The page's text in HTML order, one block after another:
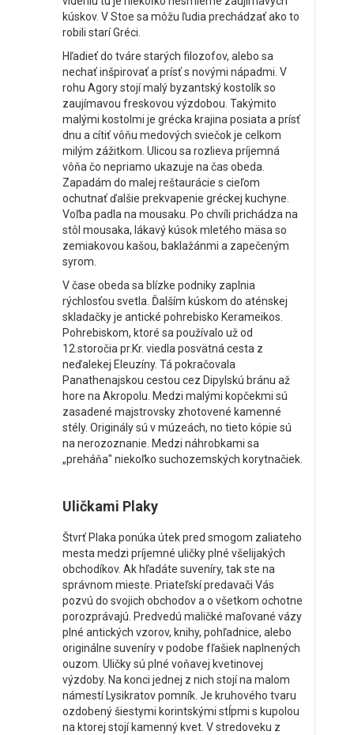
kúskov. V Stoe sa môžu ľudia prechádzať ako to
robili starí Gréci.
Hľadieť do tváre starých filozofov, alebo sa
nechať inšpirovať a prísť s novými nápadmi. V
rohu Agory stojí malý byzantský kostolík so
zaujímavou freskovou výzdobou. Takýmito
malými kostolmi je grécka krajina posiata a prísť
dnu a cítiť vôňu medových sviečok je celkom
milým zážitkom. Ulicou sa rozlieva príjemná
vôňa čo nepriamo ukazuje na čas obeda.
Zapadám do malej reštaurácie s cieľom
ochutnať ďalšie prekvapenie gréckej kuchyne.
Voľba padla na mousaku. Po chvíli prichádza na
stôl mousaka, lákavý kúsok mletého mäsa so
zemiakovou kašou, baklažánmi a zapečeným
syrom.
V čase obeda sa blízke podniky zaplnia
rýchlosťou svetla. Ďalším kúskom do aténskej
skladačky je antické pohrebisko Kerameikos.
Pohrebiskom, ktoré sa používalo už od
12.storočia pr.Kr. viedla posvätná cesta z
neďalekej Eleuzíny. Tá pokračovala
Panathenajskou cestou cez Dipylskú bránu až
hore na Akropolu. Medzi malými kopčekmi sú
zasadené majstrovsky zhotovené kamenné
stély. Originály sú v múzeách, no tieto kópie sú
na nerozoznanie. Medzi náhrobkami sa
„preháňa" niekoľko suchozemských korytnačiek.
Uličkami Plaky
Štvrť Plaka ponúka útek pred smogom zaliateho
mesta medzi príjemné uličky plné všelijakých
obchodíkov. Ak hľadáte suveníry, tak ste na
správnom mieste. Priateľskí predavači Vás
pozvú do svojich obchodov a o všetkom ochotne
porozprávajú. Predvedú maličké maľované vázy
plné antických vzorov, knihy, pohľadnice, alebo
originálne suveníry v podobe fľašiek naplnených
ouzom. Uličky sú plné voňavej kvetinovej
výzdoby. Na konci jednej z nich stojí na malom
námestí Lysikratov pomník. Je kruhového tvaru
ozdobený šiestymi korintskými stĺpmi s kupolou
na ktorej stojí kamenný kvet. V stredoveku z